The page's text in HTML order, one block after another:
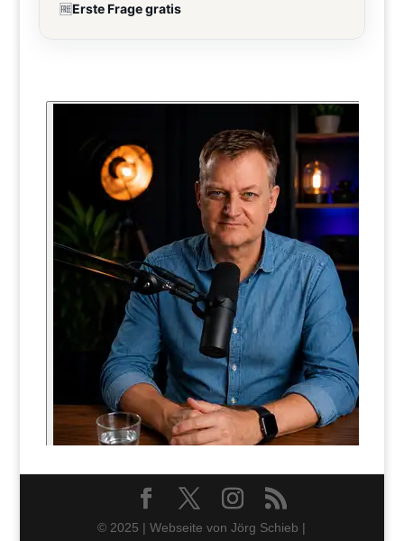
🆓Erste Frage gratis
© 2025 | Webseite von Jörg Schieb |